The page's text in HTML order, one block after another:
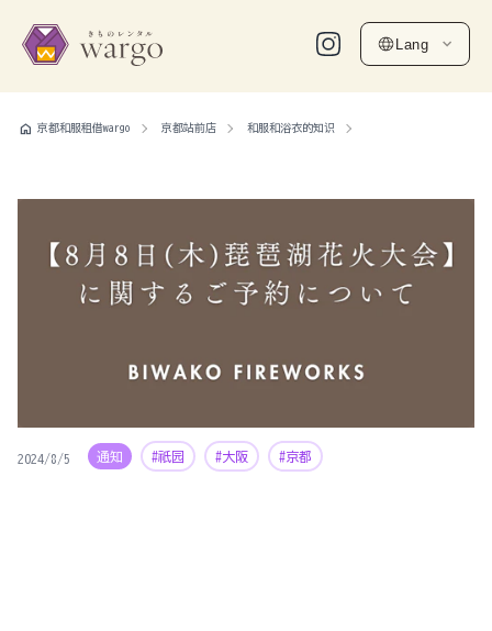
Lang
home 京都和服租借wargo 京都站前店 和服和浴衣的知识
2024/8/5 通知 #祇园 #大阪 #京都